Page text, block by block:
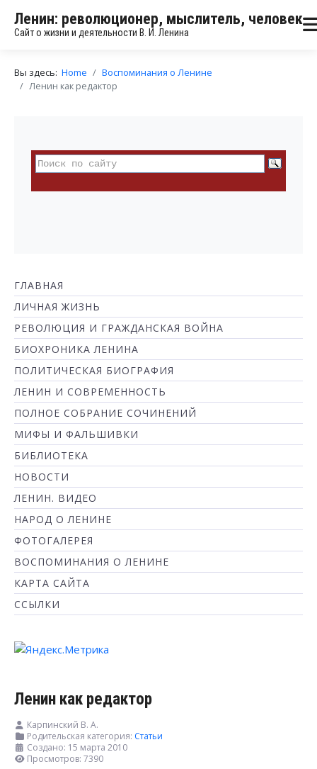
Ленин: революционер, мыслитель, человек
Сайт о жизни и деятельности В. И. Ленина
Вы здесь: Home
Воспоминания о Ленине
Ленин как редактор
ГЛАВНАЯ
ЛИЧНАЯ ЖИЗНЬ
РЕВОЛЮЦИЯ И ГРАЖДАНСКАЯ ВОЙНА
БИОХРОНИКА ЛЕНИНА
ПОЛИТИЧЕСКАЯ БИОГРАФИЯ
ЛЕНИН И СОВРЕМЕННОСТЬ
ПОЛНОЕ СОБРАНИЕ СОЧИНЕНИЙ
МИФЫ И ФАЛЬШИВКИ
БИБЛИОТЕКА
НОВОСТИ
ЛЕНИН. ВИДЕО
НАРОД О ЛЕНИНЕ
ФОТОГАЛЕРЕЯ
ВОСПОМИНАНИЯ О ЛЕНИНЕ
КАРТА САЙТА
ССЫЛКИ
Ленин как редактор
Карпинский В. А.
Родительская категория: Статьи
Создано: 15 марта 2010
Просмотров: 7390